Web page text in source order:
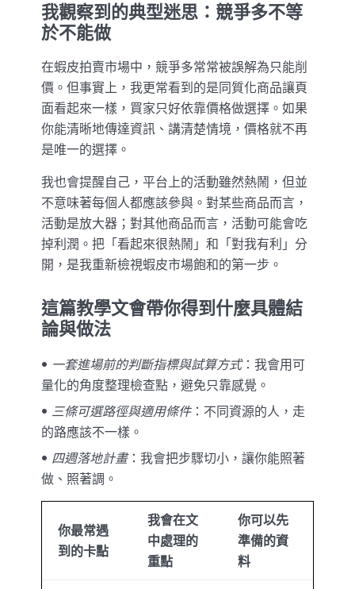
我觀察到的典型迷思：競爭多不等
於不能做
在蝦皮拍賣市場中，競爭多常常被誤解為只能削
價。但事實上，我更常看到的是同質化商品讓頁
面看起來一樣，買家只好依靠價格做選擇。如果
你能清晰地傳達資訊、講清楚情境，價格就不再
是唯一的選擇。
我也會提醒自己，平台上的活動雖然熱鬧，但並
不意味著每個人都應該參與。對某些商品而言，
活動是放大器；對其他商品而言，活動可能會吃
掉利潤。把「看起來很熱鬧」和「對我有利」分
開，是我重新檢視蝦皮市場飽和的第一步。
這篇教學文會帶你得到什麼具體結
論與做法
一套進場前的判斷指標與試算方式：我會用可
量化的角度整理檢查點，避免只靠感覺。
三條可選路徑與適用條件：不同資源的人，走
的路應該不一樣。
四週落地計畫：我會把步驟切小，讓你能照著
做、照著調。
你最常遇
到的卡點
我會在文
中處理的
重點
你可以先
準備的資
料